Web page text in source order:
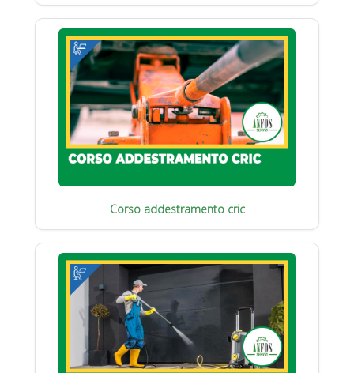
Corso addestramento cric